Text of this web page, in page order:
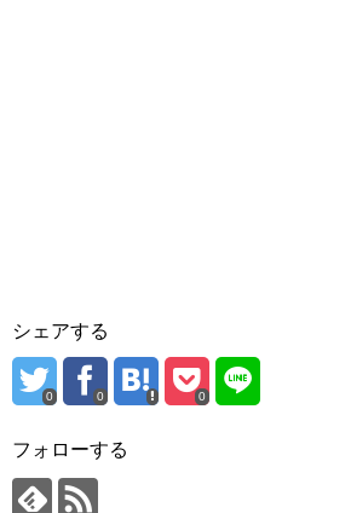
シェアする
0 0 0
フォローする